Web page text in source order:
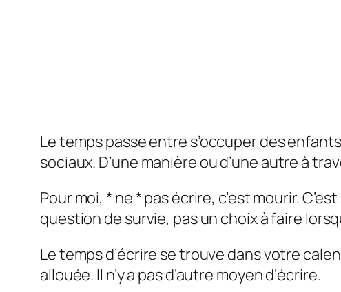
Le temps passe entre s’occuper des
sociaux. D’une manière ou d’une autre à
Pour moi, * ne * pas écrire, c’est mourir.
question de survie, pas un choix à faire
Le temps d’écrire se trouve dans votre
allouée. Il n’y a pas d’autre moyen d’écrire.